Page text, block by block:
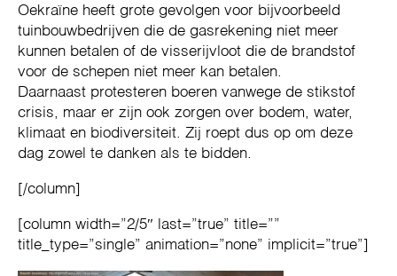
Oekraïne heeft grote gevolgen voor bijvoorbeeld
tuinbouwbedrijven die de gasrekening niet meer
kunnen betalen of de visserijvloot die de brandstof
voor de schepen niet meer kan betalen.
Daarnaast protesteren boeren vanwege de stikstof
crisis, maar er zijn ook zorgen over bodem, water,
klimaat en biodiversiteit. Zij roept dus op om deze
dag zowel te danken als te bidden.
[/column]
[column width=”2/5″ last=”true” title=””
title_type=”single” animation=”none” implicit=”true”]